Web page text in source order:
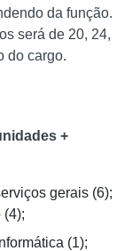
da função.
será de 20, 24,
do cargo.
+
gerais (6);
(4);
(1);